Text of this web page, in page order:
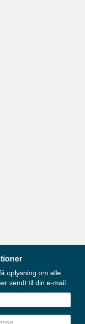
oplysning om alle
sendt til din e-mail